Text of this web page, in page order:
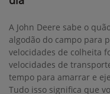
A John Deere sabe o
algodão do campo para
velocidades de colheita
velocidades de
tempo para amarrar e
Tudo isso significa que